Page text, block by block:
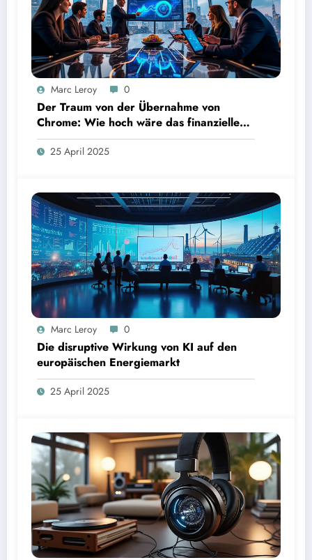
Marc Leroy 0
Der Traum von der Übernahme von
Chrome: Wie hoch wäre das finanzielle
Risiko?
25 April 2025
Marc Leroy 0
Die disruptive Wirkung von KI auf den
europäischen Energiemarkt
25 April 2025